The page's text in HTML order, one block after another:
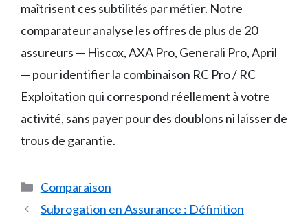
maîtrisent ces subtilités par métier. Notre
comparateur analyse les offres de plus de 20
assureurs — Hiscox, AXA Pro, Generali Pro, April
— pour identifier la combinaison RC Pro / RC
Exploitation qui correspond réellement à votre
activité, sans payer pour des doublons ni laisser de
trous de garantie.
Catégories
Comparaison
Subrogation en Assurance : Définition